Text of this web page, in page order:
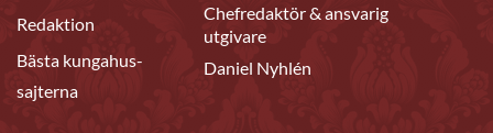
Redaktion
Bästa kungahus-
sajterna
Chefredaktör & ansvarig
utgivare
Daniel Nyhlén